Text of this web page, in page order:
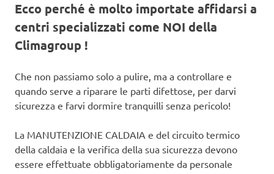
Ecco perché è molto importate affidarsi a
centri specializzati come NOI della
Climagroup !
Che non passiamo solo a pulire, ma a controllare e
quando serve a riparare le parti difettose, per darvi
sicurezza e farvi dormire tranquilli senza pericolo!
La MANUTENZIONE CALDAIA e del circuito termico
della caldaia e la verifica della sua sicurezza devono
essere effettuate obbligatoriamente da personale